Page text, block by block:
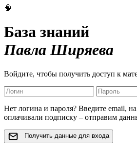
🧠
База знаний
Павла Ширяева
Войдите, чтобы получить доступ к
Нет логина и пароля? Введите email,
оплачивали подписку – отправим
Получить данные для входа